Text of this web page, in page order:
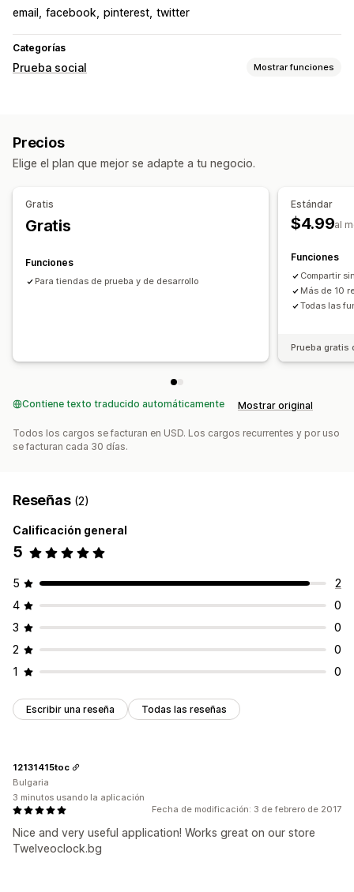
email facebook pinterest twitter
Categorías
Prueba social Mostrar funciones
Informes y estadísticas
Seguimiento de conversión
Precios
Elige el plan que mejor se adapte a tu negocio.
Gratis
Gratis
Funciones
Para tiendas de prueba y de desarrollo
Estándar
$4.99al
Funciones
Compartir
Más de 10
Todas las
Prueba gratis
Contiene texto traducido automáticamente Mostrar original
Todos los cargos se facturan en USD. Los cargos recurrentes y por uso
se facturan cada 30 días.
Reseñas (2)
Calificación general
5
5
2
4
0
3
0
2
0
1
0
Escribir una reseña Todas las reseñas
Fecha de modificación: 3 de febrero de 2017
Nice and very useful application! Works great on our store
Twelveoclock.bg
12131415toc
Bulgaria
3 minutos usando la aplicación